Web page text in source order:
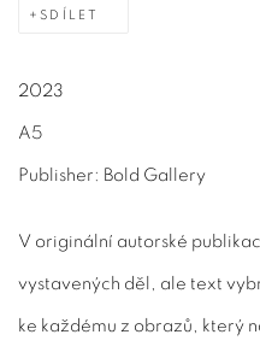
SDÍLET
2023
A5
Publisher: Bold Gallery
V originální autorské
vystavených děl, ale text
ke každému z obrazů, který